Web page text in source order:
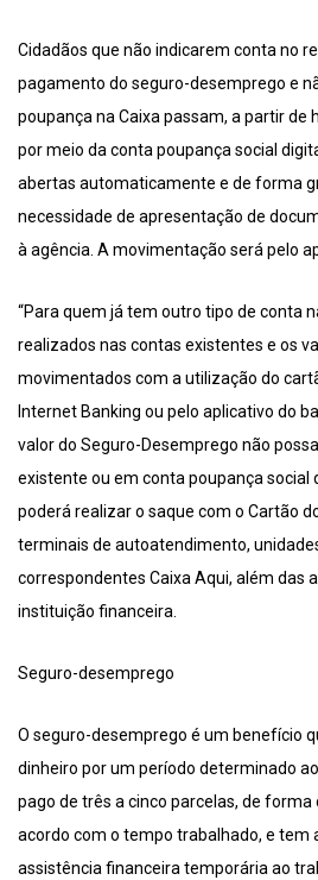
Cidadãos que não indicarem conta no
pagamento do seguro-desemprego e
poupança na Caixa passam, a partir de
por meio da conta poupança social
abertas automaticamente e de forma
necessidade de apresentação de
à agência. A movimentação será pelo
“Para quem já tem outro tipo de conta
realizados nas contas existentes e os
movimentados com a utilização do
Internet Banking ou pelo aplicativo do
valor do Seguro-Desemprego não
existente ou em conta poupança social
poderá realizar o saque com o Cartão
terminais de autoatendimento,
correspondentes Caixa Aqui, além das
instituição financeira.
Seguro-desemprego
O seguro-desemprego é um benefício
dinheiro por um período determinado
pago de três a cinco parcelas, de
acordo com o tempo trabalhado, e tem
assistência financeira temporária ao